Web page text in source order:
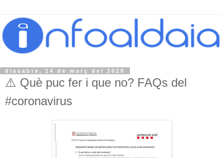
dissabte, 14 de març del 2020
⚠️ Què puc fer i que no? FAQs del
#coronavirus